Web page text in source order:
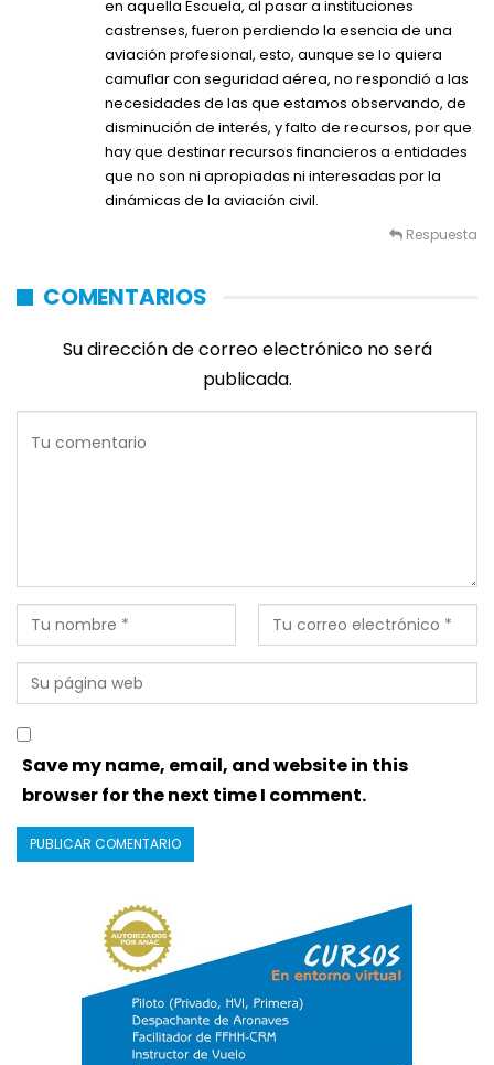
en aquella Escuela, al pasar a instituciones
castrenses, fueron perdiendo la esencia de una
aviación profesional, esto, aunque se lo quiera
camuflar con seguridad aérea, no respondió a las
necesidades de las que estamos observando, de
disminución de interés, y falto de recursos, por que
hay que destinar recursos financieros a entidades
que no son ni apropiadas ni interesadas por la
dinámicas de la aviación civil.
Respuesta
COMENTARIOS
Su dirección de correo electrónico no será
publicada.
Save my name, email, and website in this
browser for the next time I comment.